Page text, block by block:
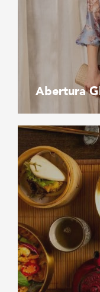
Abertura